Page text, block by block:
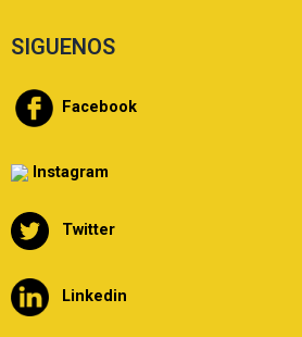
SIGUENOS
Facebook
Instagram
Twitter
Linkedin